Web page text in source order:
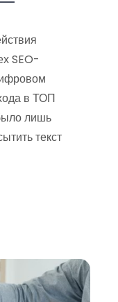
SEO-
в ТОП
лишь
текст